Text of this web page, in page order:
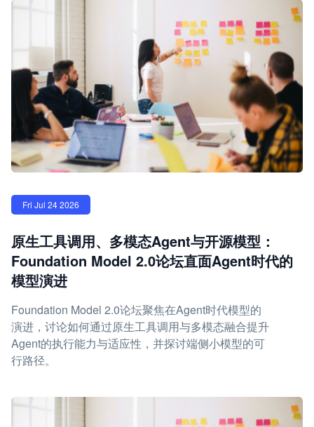
Fri Jul 24 2026
原生工具调用、多模态Agent与开源模型：
Foundation Model 2.0论坛直面Agent时代的
模型演进
Foundation Model 2.0论坛聚焦在Agent时代模型的
演进，讨论如何通过原生工具调用与多模态融合提升
Agent的执行能力与适应性，并探讨端侧小模型的可
行路径。